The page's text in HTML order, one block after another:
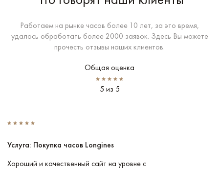
Работаем на рынке часов более 10 лет, за это время,
удалось обработать более 2000 заявок. Здесь Вы можете
прочесть отзывы наших клиентов.
Общая оценка
5 из 5
Услуга: Покупка часов Longines
Хороший и качественный сайт на уровне с